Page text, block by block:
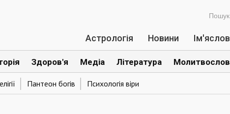
Астрологія Новини Ім'яслов
Пантеон богів Психологія віри
Здоров'я Медіа Література Молитвослов